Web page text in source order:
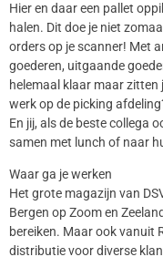
Hier en daar een pallet
halen. Dit doe je niet
orders op je scanner! Met
goederen, uitgaande
helemaal klaar maar zitten
werk op de picking
En jij, als de beste collega
samen met lunch of naar
Waar ga je werken
Het grote magazijn van
Bergen op Zoom en
bereiken. Maar ook vanuit
distributie voor diverse